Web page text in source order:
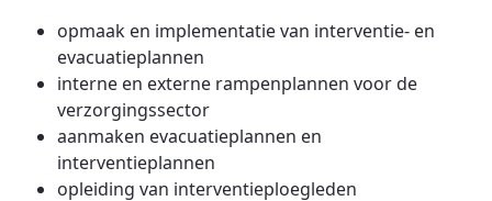
opmaak en implementatie van interventie- en
evacuatieplannen
interne en externe rampenplannen voor de
verzorgingssector
aanmaken evacuatieplannen en
interventieplannen
opleiding van interventieploegleden